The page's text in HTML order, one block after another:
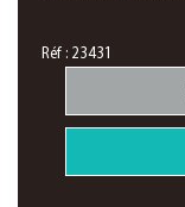
Réf : 23431